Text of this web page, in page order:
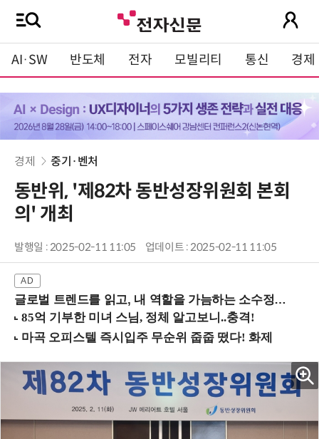
AI·SW 반도체 전자 모빌리티 통신 경제
경제 중기·벤처
동반위, '제82차 동반성장위원회 본회
의' 개최
발행일 : 2025-02-11 11:05 업데이트 : 2025-02-11 11:05
글로벌 트렌드를 읽고, 내 역할을 가늠하는 소수정예 실습 워크숍 (8/28 신논현역)